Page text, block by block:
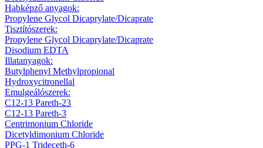
Habképző anyagok:
Propylene Glycol Dicaprylate/Dicaprate
Tisztítószerek:
Propylene Glycol Dicaprylate/Dicaprate
Disodium EDTA
Illatanyagok:
Butylphenyl Methylpropional
Hydroxycitronellal
Emulgeálószerek:
C12-13 Pareth-23
C12-13 Pareth-3
Centrimonium Chloride
Dicetyldimonium Chloride
PPG-1 Trideceth-6